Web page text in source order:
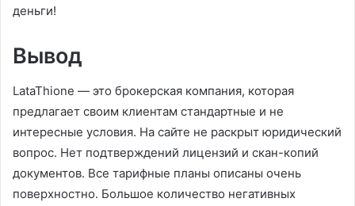
деньги!
Вывод
LataThione — это брокерская компания, которая
предлагает своим клиентам стандартные и не
интересные условия. На сайте не раскрыт юридический
вопрос. Нет подтверждений лицензий и скан-копий
документов. Все тарифные планы описаны очень
поверхностно. Большое количество негативных